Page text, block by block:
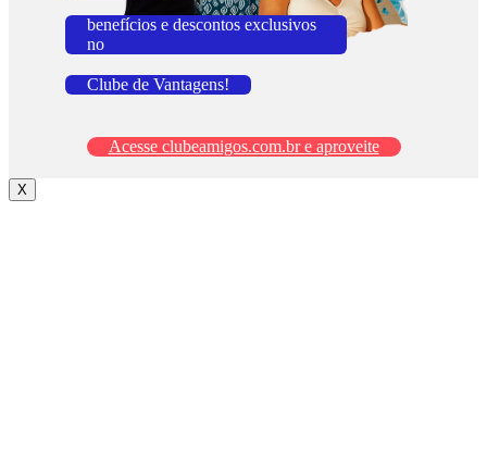
benefícios e descontos exclusivos
no
Clube de Vantagens!
Acesse clubeamigos.com.br e aproveite
X